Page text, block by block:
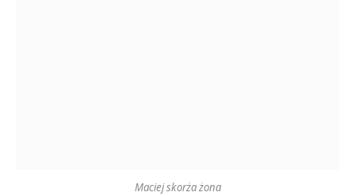
Maciej skorża żona